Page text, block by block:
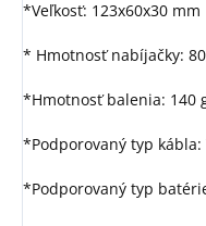
*Veľkosť: 123x60x30 mm
* Hmotnosť nabíjačky:
*Hmotnosť balenia: 140
*Podporovaný typ kábla:
*Podporovaný typ